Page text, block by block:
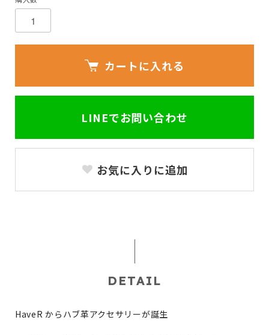
カートに入れる
LINEでお問い合わせ
お気に入りに追加
DETAIL
HaveR からハブ革アクセサリーが誕生